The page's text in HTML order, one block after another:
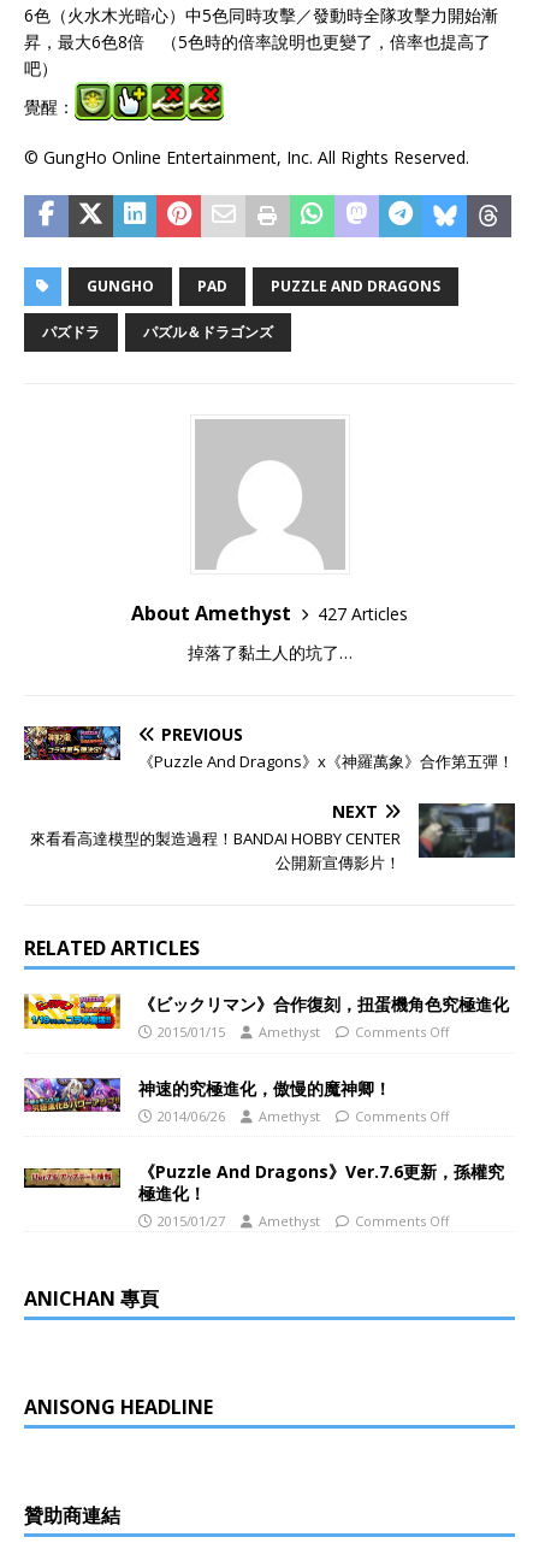
6色（火水木光暗心）中5色同時攻擊／發動時全隊攻擊力開始漸
昇，最大6色8倍 （5色時的倍率說明也更變了，倍率也提高了
吧）
覺醒：
© GungHo Online Entertainment, Inc. All Rights Reserved.
GUNGHO PAD PUZZLE AND DRAGONS
パズドラ パズル＆ドラゴンズ
About Amethyst
427 Articles
掉落了黏土人的坑了…
PREVIOUS
《Puzzle And Dragons》x《神羅萬象》合作第五彈！
NEXT
來看看高達模型的製造過程！BANDAI HOBBY CENTER
公開新宣傳影片！
RELATED ARTICLES
《ビックリマン》合作復刻，扭蛋機角色究極進化
2015/01/15 Amethyst Comments Off
神速的究極進化，傲慢的魔神卿！
2014/06/26 Amethyst Comments Off
《Puzzle And Dragons》Ver.7.6更新，孫權究
極進化！
2015/01/27 Amethyst Comments Off
ANICHAN 專頁
ANISONG HEADLINE
贊助商連結